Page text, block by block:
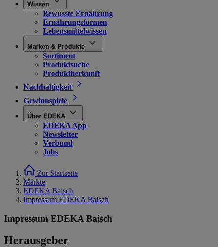
Wissen
Bewusste Ernährung
Ernährungsformen
Lebensmittelwissen
Marken & Produkte
Sortiment
Produktsuche
Produktherkunft
Nachhaltigkeit
Gewinnspiele
Über EDEKA
EDEKA App
Newsletter
Verbund
Jobs
Zur Startseite
Märkte
EDEKA Baisch
Impressum EDEKA Baisch
Impressum EDEKA Baisch
Herausgeber